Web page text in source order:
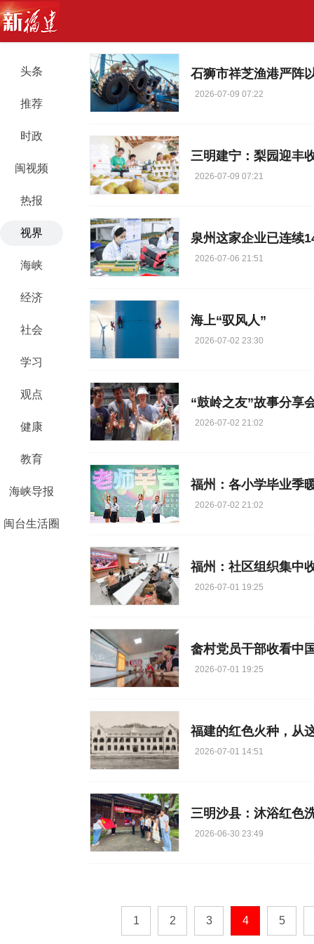
头条
推荐
时政
闽视频
热报
视界
海峡
经济
社会
学习
观点
健康
教育
海峡导报
闽台生活圈
石狮市祥芝渔港严阵
2026-07-09 07:22
三明建宁：梨园迎丰
2026-07-09 07:21
泉州这家企业已连续
2026-07-06 21:51
海上“驭风人”
2026-07-02 23:30
“鼓岭之友”故事分享
2026-07-02 21:02
福州：各小学毕业季
2026-07-02 21:02
福州：社区组织集中
2026-07-01 19:25
畲村党员干部收看中
2026-07-01 19:25
福建的红色火种，从
2026-07-01 14:51
三明沙县：沐浴红色
2026-06-30 23:49
1 2 3 4 5